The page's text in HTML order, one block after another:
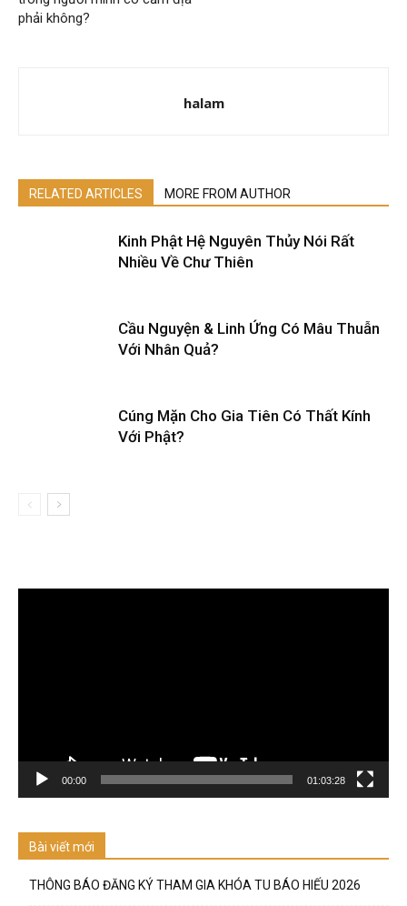
phải không?
halam
RELATED ARTICLES MORE FROM AUTHOR
Kinh Phật Hệ Nguyên Thủy Nói Rất
Nhiều Về Chư Thiên
Cầu Nguyện & Linh Ứng Có Mâu Thuẫn
Với Nhân Quả?
Cúng Mặn Cho Gia Tiên Có Thất Kính
Với Phật?
00:00 01:03:28
Bài viết mới
THÔNG BÁO ĐĂNG KÝ THAM GIA KHÓA TU BÁO HIẾU 2026